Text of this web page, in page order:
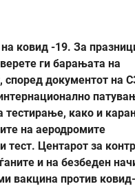
ковид -19. За
ги барањата на
според документот на
како и
на аеродромите
тест. Центарот за
и на безбеден
вакцина против